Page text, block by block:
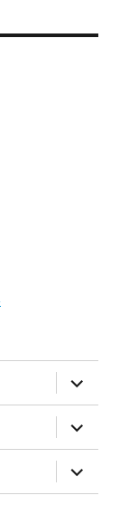
vouw
sub-
menu
uit
vouw
sub-
menu
uit
vouw
sub-
menu